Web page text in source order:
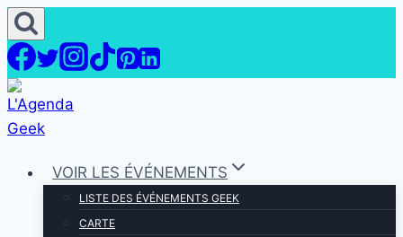
Aller
au
contenu
VOIR LES ÉVÉNEMENTS
LISTE DES ÉVÉNEMENTS GEEK
CARTE